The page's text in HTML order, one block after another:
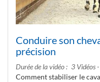
Conduire son
précision
Durée de la vidéo
3 Vidéos
Comment stabiliser le